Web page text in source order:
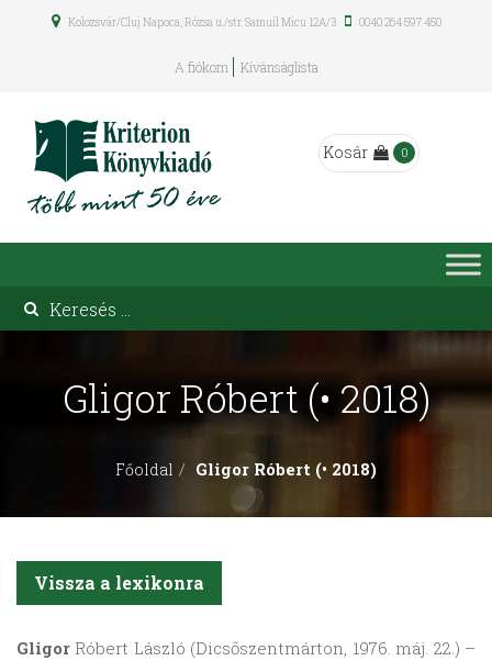
Kolozsvár/Cluj Napoca, Rózsa u./str. Samuil Micu 12A/3 0040 264 597 450
A fiókom Kívánságlista
Kosár 0
Gligor Róbert (• 2018)
Főoldal Gligor Róbert (• 2018)
Vissza a lexikonra
Gligor Róbert László (Dicsőszentmárton, 1976. máj. 22.) –